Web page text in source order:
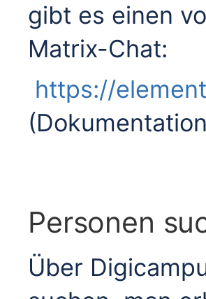
gibt es einen
Matrix-Chat:
https://
Personen
Über